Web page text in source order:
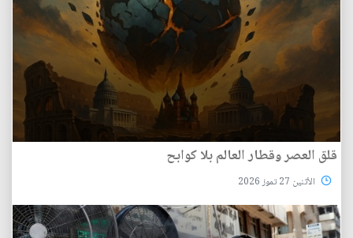
قلق العصر وقطار العالم بلا كوابح
الأثنين 27 تموز 2026